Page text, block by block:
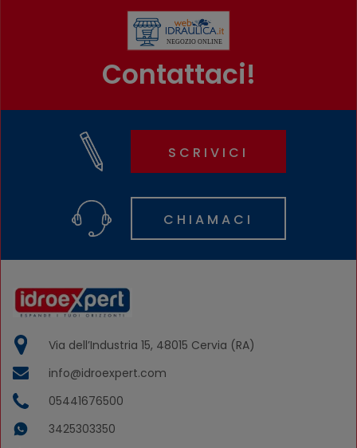
Contattaci!
SCRIVICI
CHIAMACI
Via dell’Industria 15, 48015 Cervia (RA)
info@idroexpert.com
05441676500
3425303350